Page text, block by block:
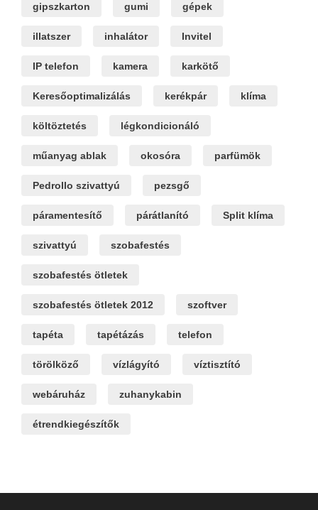
gipszkarton gumi gépek
illatszer inhalátor Invitel
IP telefon kamera karkötő
Keresőoptimalizálás kerékpár klíma
költöztetés légkondicionáló
műanyag ablak okosóra parfümök
Pedrollo szivattyú pezsgő
páramentesítő párátlanító Split klíma
szivattyú szobafestés
szobafestés ötletek
szobafestés ötletek 2012 szoftver
tapéta tapétázás telefon
törölköző vízlágyító víztisztító
webáruház zuhanykabin
étrendkiegészítők